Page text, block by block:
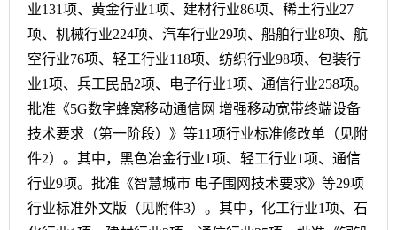
业131项、黄金行业1项、建材行业86项、稀土行业27
项、机械行业224项、汽车行业29项、船舶行业8项、航
空行业76项、轻工行业118项、纺织行业98项、包装行
业1项、兵工民品2项、电子行业1项、通信行业258项。
批准《5G数字蜂窝移动通信网 增强移动宽带终端设备
技术要求（第一阶段）》等11项行业标准修改单（见附
件2）。其中，黑色冶金行业1项、轻工行业1项、通信
行业9项。批准《智慧城市 电子围网技术要求》等29项
行业标准外文版（见附件3）。其中，化工行业1项、石